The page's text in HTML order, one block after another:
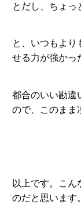
とだし、ちょっ
と、いつもより
せる力が強かっ
都合のいい勘違
ので、このまま
以上です。こん
のだと思います。